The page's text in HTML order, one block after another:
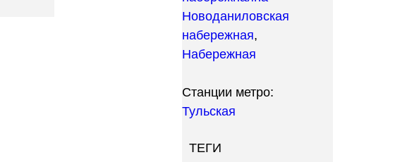
Новоданиловская
набережная,
Набережная
Станции метро:
Тульская
ТЕГИ